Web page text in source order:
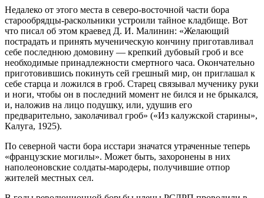
Недалеко от этого места в северо-восточной части бора
старообрядцы-раскольники устроили тайное кладбище. Вот
что писал об этом краевед Д. И. Малинин: «Желающий
пострадать и принять мученическую кончину приготавливал
себе последнюю домовину — крепкий дубовый гроб и все
необходимые принадлежности смертного часа. Окончательно
приготовившись покинуть сей грешный мир, он приглашал к
себе старца и ложился в гроб. Старец связывал мученику руки
и ноги, чтобы он в последний момент не бился и не брыкался,
и, наложив на лицо подушку, или, удушив его
предварительно, заколачивал гроб» («Из калужской старины»,
Калуга, 1925).
По северной части бора исстари значатся утраченные теперь
«французские могилы». Может быть, захоронены в них
наполеоновские солдаты-мародеры, получившие отпор
жителей местных сел.